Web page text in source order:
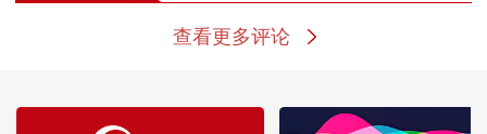
查看更多评论